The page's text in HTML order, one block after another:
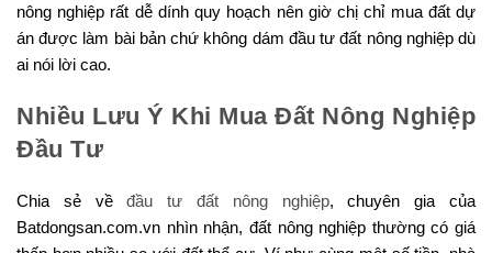
nông nghiệp rất dễ dính quy hoạch nên giờ chị chỉ mua đất dự
án được làm bài bản chứ không dám đầu tư đất nông nghiệp dù
ai nói lời cao.
Nhiều Lưu Ý Khi Mua Đất Nông Nghiệp
Đầu Tư
Chia sẻ vềđầu tư đất nông nghiệp, chuyên gia của
Batdongsan.com.vn nhìn nhận, đất nông nghiệp thường có giá